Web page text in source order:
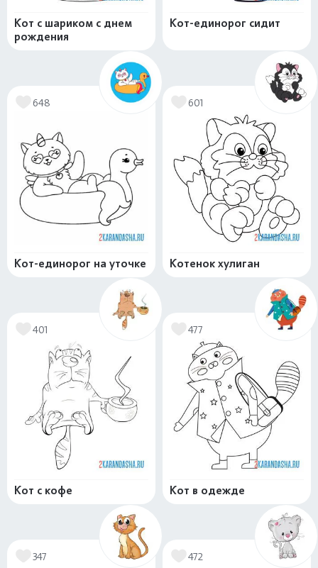
Кот с шариком с днем
рождения
Кот-единорог сидит
648
Кот-единорог на уточке
601
Котенок хулиган
401
Кот с кофе
477
Кот в одежде
347 472